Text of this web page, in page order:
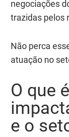
negociações
trazidas pelos
Não perca
atuação no
O que
e o